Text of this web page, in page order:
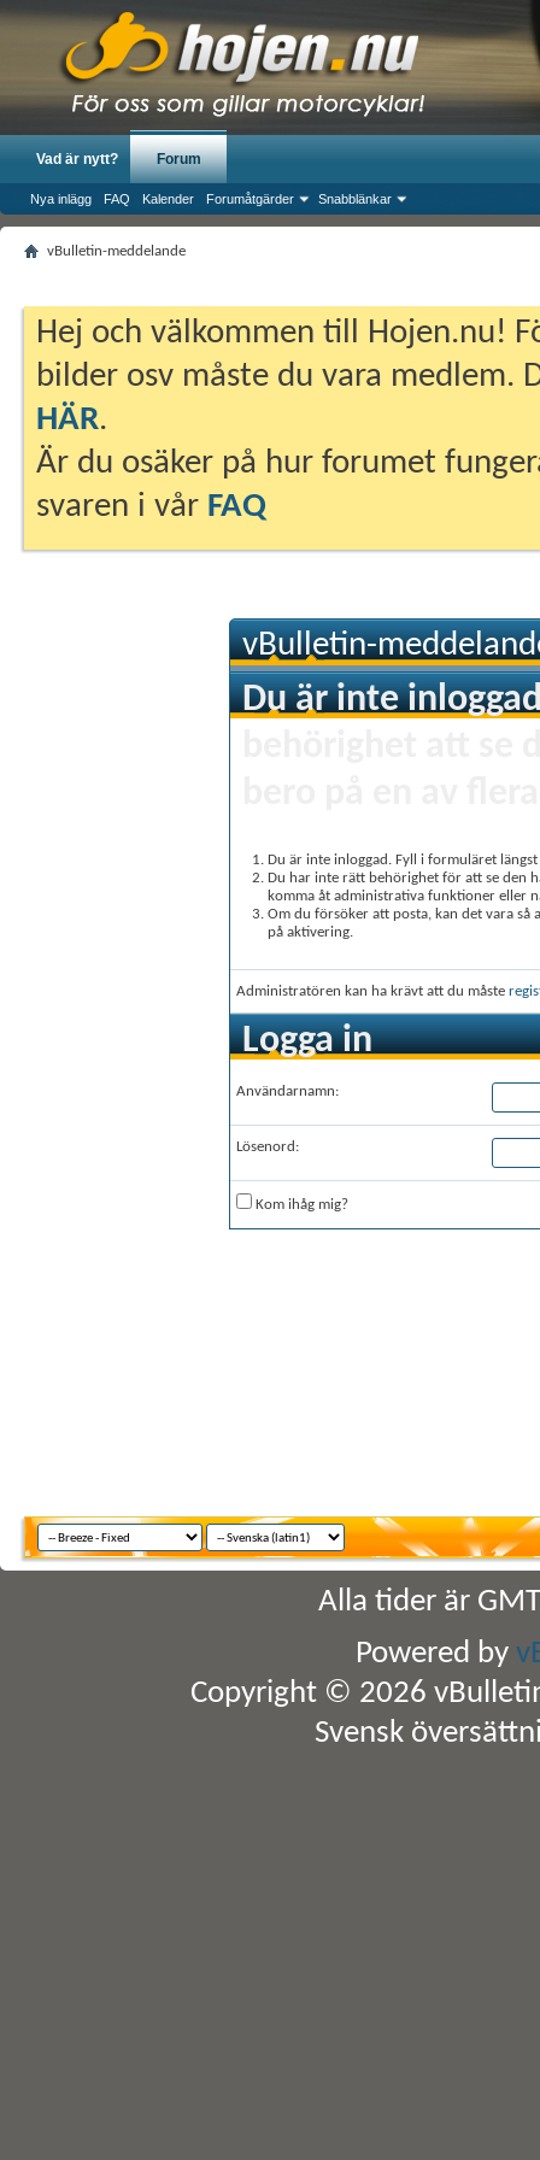
Vad är nytt? Forum
Nya inlägg FAQ Kalender Forumåtgärder Snabblänkar
vBulletin-meddelande
Hej och välkommen till Hojen.nu!
bilder osv måste du vara medlem.
HÄR.
Är du osäker på hur forumet
svaren i vår FAQ
vBulletin-
Du är inte
Du är inte inloggad. Fyll i formuläret
Du har inte rätt behörighet för att se den
komma åt administrativa funktioner eller
Om du försöker att posta, kan det vara
på aktivering.
Administratören kan ha krävt att du måste
Logga in
Användarnamn:
Lösenord:
Kom ihåg mig?
Alla tider är
Powered by
Copyright © 2026
Svensk